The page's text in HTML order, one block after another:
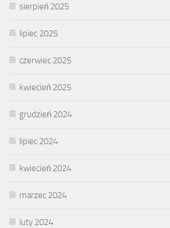
sierpień 2025
lipiec 2025
czerwiec 2025
kwiecień 2025
grudzień 2024
lipiec 2024
kwiecień 2024
marzec 2024
luty 2024